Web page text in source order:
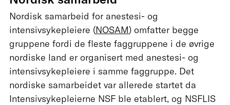
Nordisk samarbeid for anestesi- og
intensivsykepleiere (NOSAM) omfatter begge
gruppene fordi de fleste faggruppene i de øvrige
nordiske land er organisert med anestesi- og
intensivsykepleiere i samme faggruppe. Det
nordiske samarbeidet var allerede startet da
Intensivsykepleierne NSF ble etablert, og NSFLIS